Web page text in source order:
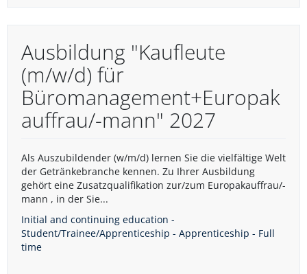
Ausbildung "Kaufleute
(m/w/d) für
Büromanagement+Europak
auffrau/-mann" 2027
Als Auszubildender (w/m/d) lernen Sie die vielfältige Welt
der Getränkebranche kennen. Zu Ihrer Ausbildung
gehört eine Zusatzqualifikation zur/zum Europakauffrau/-
mann , in der Sie...
Initial and continuing education -
Student/Trainee/Apprenticeship - Apprenticeship - Full
time